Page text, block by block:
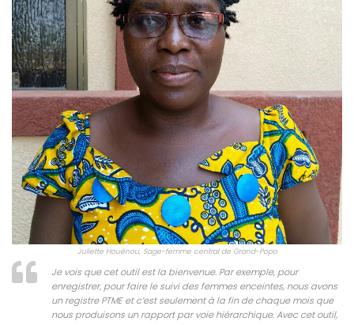
Juliette Houénou, Sage-femme central de Grand-Popo
Je vois que cet outil est la bienvenue. Par exemple, pour
enregistrer, pour faire le suivi des femmes enceintes, nous avons
un registre PTME et c’est seulement à la fin de chaque mois que
nous produisons un rapport par voie hiérarchique. Avec cet outil,